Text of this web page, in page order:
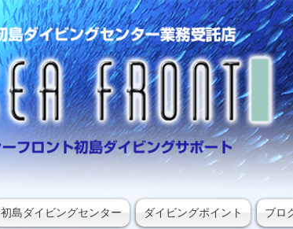
初島ダイビングセンター ダイビングポイント ブロ